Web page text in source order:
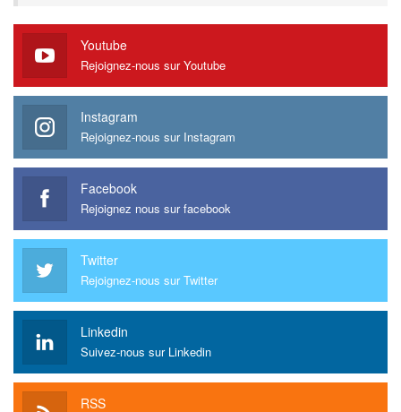
Youtube
Rejoignez-nous sur Youtube
Instagram
Rejoignez-nous sur Instagram
Facebook
Rejoignez nous sur facebook
Twitter
Rejoignez-nous sur Twitter
Linkedin
Suivez-nous sur Linkedin
RSS